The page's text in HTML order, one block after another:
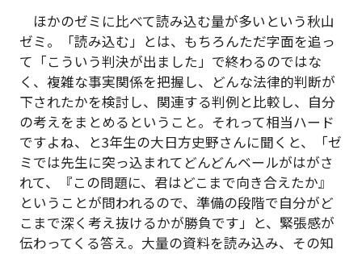
ほかのゼミに比べて読み込む量が多いという秋山
ゼミ。「読み込む」とは、もちろんただ字面を追っ
て「こういう判決が出ました」で終わるのではな
く、複雑な事実関係を把握し、どんな法律的判断が
下されたかを検討し、関連する判例と比較し、自分
の考えをまとめるということ。それって相当ハード
ですよね、と3年生の大日方史野さんに聞くと、「ゼ
ミでは先生に突っ込まれてどんどんベールがはがさ
れて、『この問題に、君はどこまで向き合えたか』
ということが問われるので、準備の段階で自分がど
こまで深く考え抜けるかが勝負です」と、緊張感が
伝わってくる答え。大量の資料を読み込み、その知